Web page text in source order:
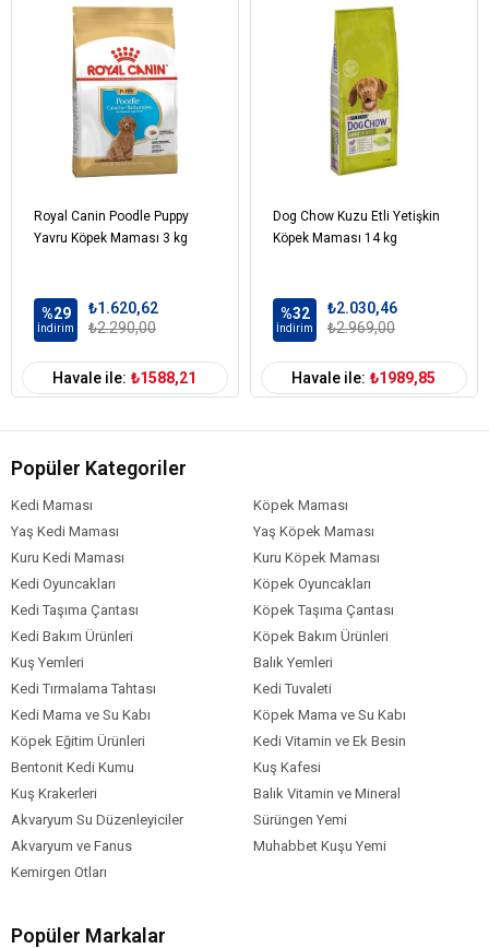
Kuru Bira Mayası,
Doğal Koruyucular ve Antioksidanlar,
Kalsiyum,
Fosfor,
Sodyum,
Çinko,
Bakır,
Demir,
Royal Canin Poodle Puppy
Yavru Köpek Maması 3 kg
%29
İndirim
₺1.620,62
₺2.290,00
Havale ile: ₺1588,21
Dog Chow Kuzu Etli Yetişkin
Köpek Maması 14 kg
%32
İndirim
₺2.030,46
₺2.969,00
Havale ile: ₺1989,85
Popüler Kategoriler
Kedi Maması
Köpek Maması
Yaş Kedi Maması
Yaş Köpek Maması
Kuru Kedi Maması
Kuru Köpek Maması
Kedi Oyuncakları
Köpek Oyuncakları
Kedi Taşıma Çantası
Köpek Taşıma Çantası
Kedi Bakım Ürünleri
Köpek Bakım Ürünleri
Kuş Yemleri
Balık Yemleri
Kedi Tırmalama Tahtası
Kedi Tuvaleti
Kedi Mama ve Su Kabı
Köpek Mama ve Su Kabı
Köpek Eğitim Ürünleri
Kedi Vitamin ve Ek Besin
Bentonit Kedi Kumu
Kuş Kafesi
Kuş Krakerleri
Balık Vitamin ve Mineral
Akvaryum Su Düzenleyiciler
Sürüngen Yemi
Akvaryum ve Fanus
Muhabbet Kuşu Yemi
Kemirgen Otları
Popüler Markalar